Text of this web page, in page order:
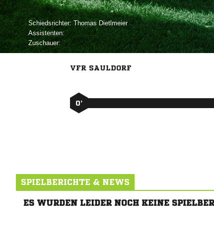
Schiedsrichter: 
Assistenten:
Zuschauer:
VFR SAULDORF
0’
SPIELBERICHTE & NEWS
ES WURDEN LEIDER NOCH KEINE